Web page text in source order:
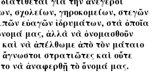
σχολείων, γηροκομείων, στεγῶν
εὐαγῶν ἱδρυμάτων, στὰ ὁποῖα
μας, ἀλλὰ νὰ ὀνομασθοῦν
καὶ νὰ ἀπέλθωμε ἀπὸ τὸν μάταιο
στρατιῶτες καὶ οὔτε
νὰ ἀναφερθῇ τὸ ὄνομά μας.